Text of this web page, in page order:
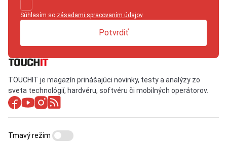
Súhlasím so zásadami spracovaním údajov.
Potvrdiť
TOUCHIT je magazín prinášajúci novinky, testy a analýzy zo
sveta technológií, hardvéru, softvéru či mobilných operátorov.
Tmavý režim